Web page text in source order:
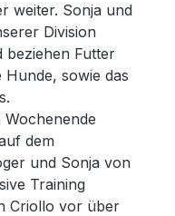
weiter. Sonja und
Division
beziehen Futter
sowie das
dem
und Sonja von
Training
Criollo vor über